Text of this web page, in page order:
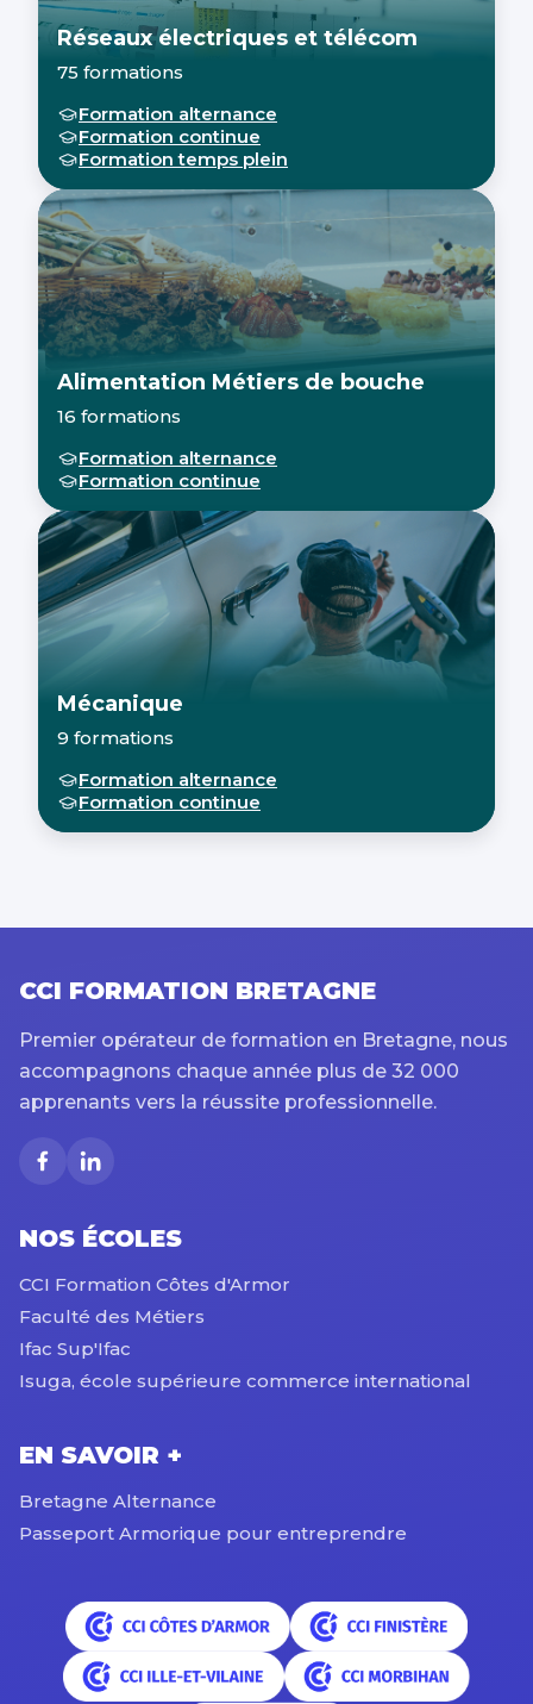
Réseaux électriques et télécom
75 formations
Formation alternance
Formation continue
Formation temps plein
Alimentation Métiers de bouche
16 formations
Formation alternance
Formation continue
Mécanique
9 formations
Formation alternance
Formation continue
CCI FORMATION BRETAGNE
Premier opérateur de formation en Bretagne, nous
accompagnons chaque année plus de 32 000
apprenants vers la réussite professionnelle.
NOS ÉCOLES
CCI Formation Côtes d'Armor
Faculté des Métiers
Ifac Sup'Ifac
Isuga, école supérieure commerce international
EN SAVOIR +
Bretagne Alternance
Passeport Armorique pour entreprendre